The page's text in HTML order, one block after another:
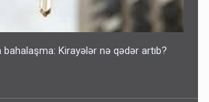
bahalaşma: Kirayələr nə qədər artıb?